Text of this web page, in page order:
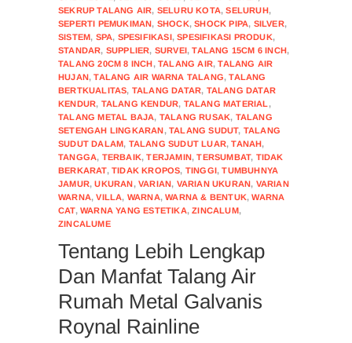
SEKRUP TALANG AIR, SELURU KOTA,SELURUH,
SEPERTI PEMUKIMAN, SHOCK,SHOCK PIPA, SILVER,
SISTEM, SPA, SPESIFIKASI,SPESIFIKASI PRODUK,
STANDAR, SUPPLIER, SURVEI,TALANG 15CM 6 INCH,
TALANG 20CM 8 INCH,TALANG AIR,TALANG AIR
HUJAN,TALANG AIR WARNA TALANG,TALANG
BERTKUALITAS, TALANG DATAR, TALANG DATAR
KENDUR, TALANG KENDUR, TALANG MATERIAL ,
TALANG METAL BAJA, TALANG RUSAK, TALANG
SETENGAH LINGKARAN,TALANG SUDUT, TALANG
SUDUT DALAM, TALANG SUDUT LUAR,TANAH,
TANGGA, TERBAIK,TERJAMIN,TERSUMBAT, TIDAK
BERKARAT,TIDAK KROPOS, TINGGI,TUMBUHNYA
JAMUR,UKURAN,VARIAN, VARIAN UKURAN, VARIAN
WARNA,VILLA, WARNA,WARNA & BENTUK,WARNA
CAT,WARNA YANG ESTETIKA,ZINCALUM,
ZINCALUME
Tentang Lebih Lengkap
Dan Manfat Talang Air
Rumah Metal Galvanis
Roynal Rainline